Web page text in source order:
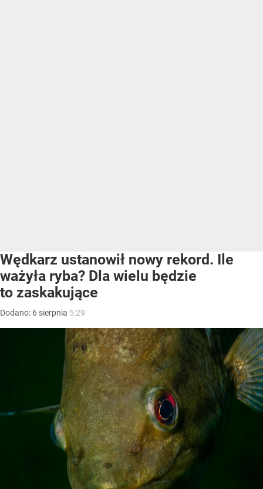
Wędkarz ustanowił nowy rekord. Ile
ważyła ryba? Dla wielu będzie
to zaskakujące
Dodano: 6 sierpnia 5:29